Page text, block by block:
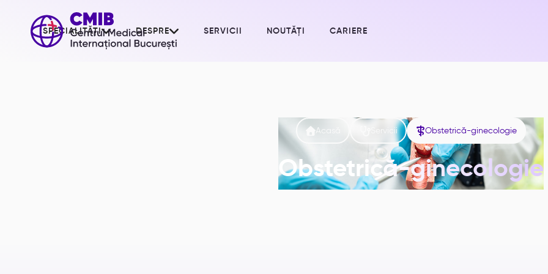
SPECIALITĂȚI DESPRE SERVICII NOUTĂȚI CARIERE
Acasă Servicii Obstetrică-ginecologie
Obstetrică-ginecologie